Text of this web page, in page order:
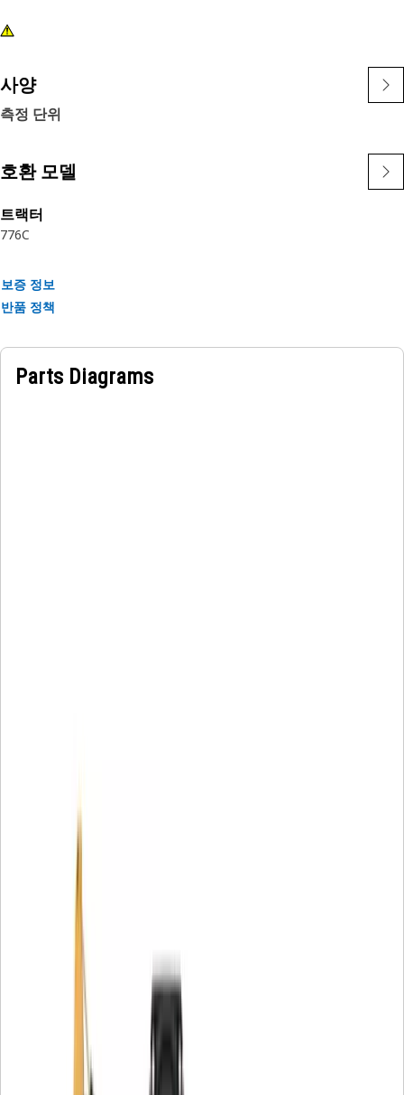
사양
측정 단위
호환 모델
트랙터
776C
보증 정보
반품 정책
Parts Diagrams